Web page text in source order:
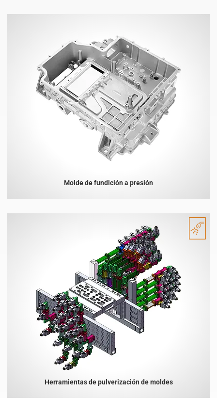
Molde de fundición a presión
Herramientas de pulverización de moldes